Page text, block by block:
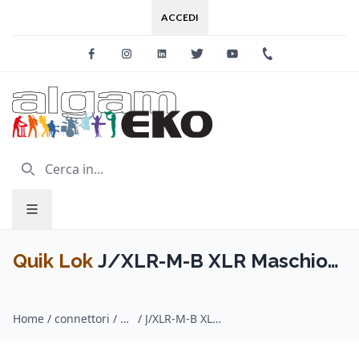
ACCEDI
FacebookInstagramLinkedinTwitter Youtube
Quik Lok J/XLR-M-B XLR Maschio
Home / connettori / Quik Lok / J/XLR-M-B XLR Maschio Black serie JUST